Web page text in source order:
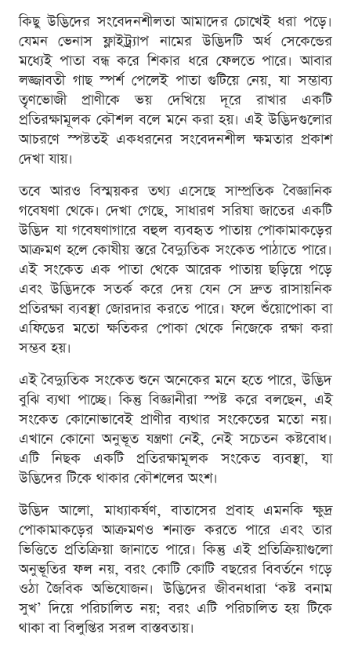
কিছু উদ্ভিদের সংবেদনশীলতা আমাদের চোখেই ধরা পড়ে।
যেমন ভেনাস ফ্লাইট্র্যাপ নামের উদ্ভিদটি অর্ধ সেকেন্ডের
মধ্যেই পাতা বন্ধ করে শিকার ধরে ফেলতে পারে। আবার
লজ্জাবতী গাছ স্পর্শ পেলেই পাতা গুটিয়ে নেয়, যা সম্ভাব্য
তৃণভোজী প্রাণীকে ভয় দেখিয়ে দূরে রাখার একটি
প্রতিরক্ষামূলক কৌশল বলে মনে করা হয়। এই উদ্ভিদগুলোর
আচরণে স্পষ্টতই একধরনের সংবেদনশীল ক্ষমতার প্রকাশ
দেখা যায়।
তবে আরও বিস্ময়কর তথ্য এসেছে সাম্প্রতিক বৈজ্ঞানিক
গবেষণা থেকে। দেখা গেছে, সাধারণ সরিষা জাতের একটি
উদ্ভিদ যা গবেষণাগারে বহুল ব্যবহৃত পাতায় পোকামাকড়ের
আক্রমণ হলে কোষীয় স্তরে বৈদ্যুতিক সংকেত পাঠাতে পারে।
এই সংকেত এক পাতা থেকে আরেক পাতায় ছড়িয়ে পড়ে
এবং উদ্ভিদকে সতর্ক করে দেয় যেন সে দ্রুত রাসায়নিক
প্রতিরক্ষা ব্যবস্থা জোরদার করতে পারে। ফলে শুঁয়োপোকা বা
এফিডের মতো ক্ষতিকর পোকা থেকে নিজেকে রক্ষা করা
সম্ভব হয়।
এই বৈদ্যুতিক সংকেত শুনে অনেকের মনে হতে পারে, উদ্ভিদ
বুঝি ব্যথা পাচ্ছে। কিন্তু বিজ্ঞানীরা স্পষ্ট করে বলছেন, এই
সংকেত কোনোভাবেই প্রাণীর ব্যথার সংকেতের মতো নয়।
এখানে কোনো অনুভূত যন্ত্রণা নেই, নেই সচেতন কষ্টবোধ।
এটি নিছক একটি প্রতিরক্ষামূলক সংকেত ব্যবস্থা, যা
উদ্ভিদের টিকে থাকার কৌশলের অংশ।
উদ্ভিদ আলো, মাধ্যাকর্ষণ, বাতাসের প্রবাহ এমনকি ক্ষুদ্র
পোকামাকড়ের আক্রমণও শনাক্ত করতে পারে এবং তার
ভিত্তিতে প্রতিক্রিয়া জানাতে পারে। কিন্তু এই প্রতিক্রিয়াগুলো
অনুভূতির ফল নয়, বরং কোটি কোটি বছরের বিবর্তনে গড়ে
ওঠা জৈবিক অভিযোজন। উদ্ভিদের জীবনধারা ‘কষ্ট বনাম
সুখ’ দিয়ে পরিচালিত নয়; বরং এটি পরিচালিত হয় টিকে
থাকা বা বিলুপ্তির সরল বাস্তবতায়।